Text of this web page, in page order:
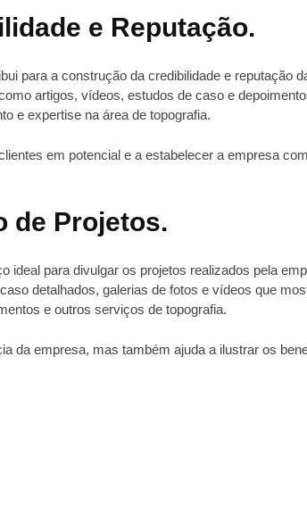
e Reputação.
para a construção da credibilidade e reputação
artigos, vídeos, estudos de caso e
e expertise na área de topografia.
em potencial e a estabelecer a empresa
de Projetos.
ideal para divulgar os projetos realizados pela
detalhados, galerias de fotos e vídeos que
e outros serviços de topografia.
da empresa, mas também ajuda a ilustrar os